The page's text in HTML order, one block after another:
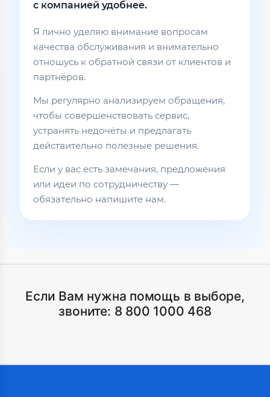
с компанией удобнее.
Я лично уделяю внимание вопросам
качества обслуживания и внимательно
отношусь к обратной связи от клиентов и
партнёров.
Мы регулярно анализируем обращения,
чтобы совершенствовать сервис,
устранять недочёты и предлагать
действительно полезные решения.
Если у вас есть замечания, предложения
или идеи по сотрудничеству —
обязательно напишите нам.
Если Вам нужна помощь в выборе,
звоните: 8 800 1000 468